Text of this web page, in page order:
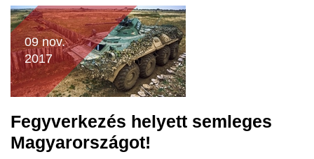
09 nov.
2017
Fegyverkezés helyett semleges
Magyarországot!